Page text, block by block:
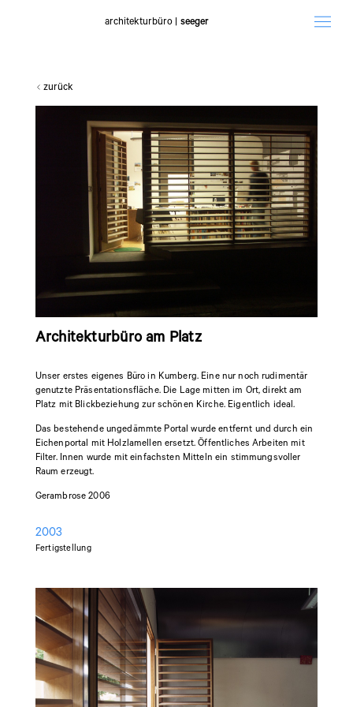
architekturbüro | seeger
zurück
Architekturbüro am Platz
Unser erstes eigenes Büro in Kumberg. Eine nur noch rudimentär
genutzte Präsentationsfläche. Die Lage mitten im Ort, direkt am
Platz mit Blickbeziehung zur schönen Kirche. Eigentlich ideal.
Das bestehende ungedämmte Portal wurde entfernt und durch ein
Eichenportal mit Holzlamellen ersetzt. Öffentliches Arbeiten mit
Filter. Innen wurde mit einfachsten Mitteln ein stimmungsvoller
Raum erzeugt.
Gerambrose 2006
2003
Fertigstellung